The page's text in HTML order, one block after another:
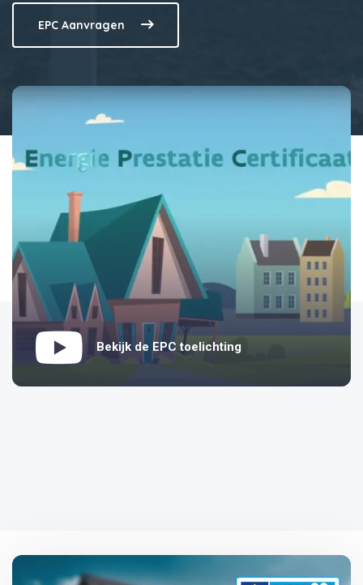
EPC Aanvragen
Bekijk de EPC toelichting